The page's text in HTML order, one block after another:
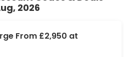
2026
From £2,950 at